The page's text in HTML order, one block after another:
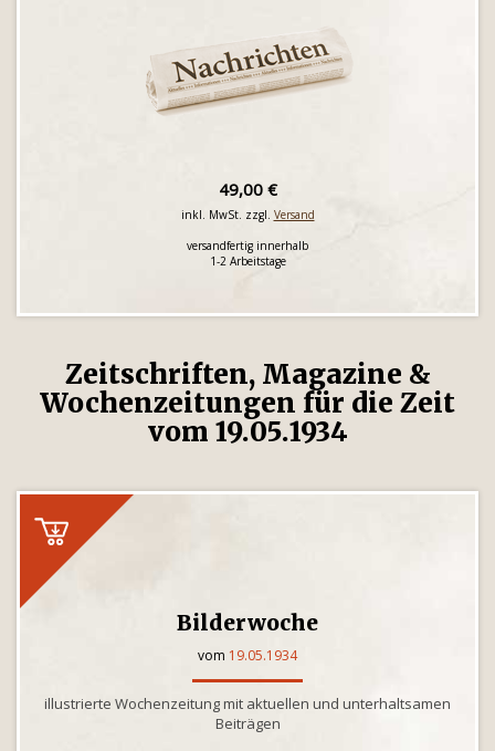
49,00 €
inkl. MwSt. zzgl. Versand
versandfertig innerhalb
1-2 Arbeitstage
Zeitschriften, Magazine &
Wochenzeitungen für die Zeit
vom 19.05.1934
Bilderwoche
vom 19.05.1934
illustrierte Wochenzeitung mit aktuellen und unterhaltsamen
Beiträgen